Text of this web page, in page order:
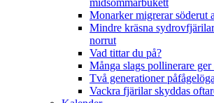
Monarker migrerar söderut
Mindre kräsna
norrut
Vad tittar du på?
Många slags pollinerare
Två generationer
Vackra fjärilar skyddas